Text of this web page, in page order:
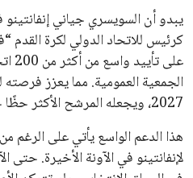
عمر إبراهيم 22 يوليو 2026
على جودتها
خالد فؤاد 18 يوليو 2026